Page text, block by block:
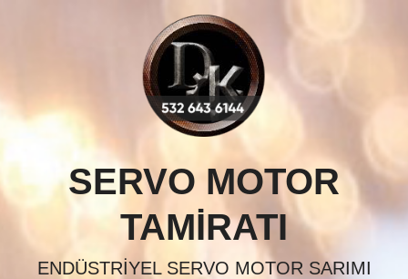
SERVO MOTOR
TAMIRATI
ENDÜSTRIYEL SERVO MOTOR SARIMI